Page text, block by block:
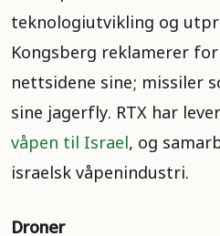
teknologiutvikling og
Kongsberg reklamerer
nettsidene sine; missiler
sine jagerfly. RTX har
våpen til Israel, og
israelsk våpenindustri.
Droner